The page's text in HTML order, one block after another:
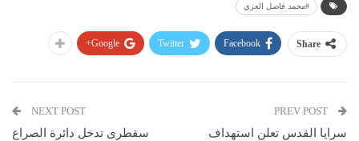
#محمد فاضل العزي
Share
Facebook
Twitter
Google+
سرايا القدس تعلن استهداف
NEXT POST
سقطرى تدخل دائرة الصراع